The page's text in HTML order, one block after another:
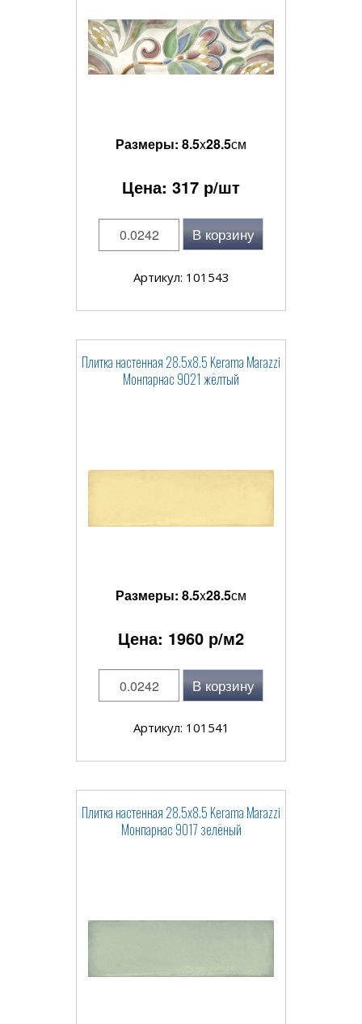
Размеры: 8.5x28.5см
Цена: 317 р/шт
В корзину
Артикул: 101543
Плитка настенная 28.5x8.5 Kerama Marazzi
Монпарнас 9021 жёлтый
Размеры: 8.5x28.5см
Цена: 1960 р/м2
В корзину
Артикул: 101541
Плитка настенная 28.5x8.5 Kerama Marazzi
Монпарнас 9017 зелёный